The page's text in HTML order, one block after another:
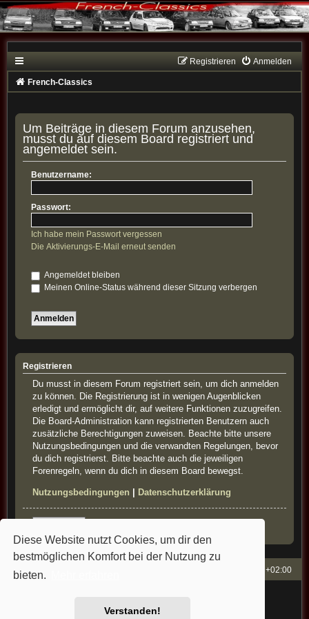
Diese Website nutzt Cookies, um dir den
bestmöglichen Komfort bei der Nutzung zu
bieten.
Verstanden!
Anmelden
Registrieren
French-Classics
Um Beiträge in diesem Forum anzusehen,
musst du auf diesem Board registriert und
angemeldet sein.
Benutzername:
Passwort:
Ich habe mein Passwort vergessen
Die Aktivierungs-E-Mail erneut senden
Angemeldet bleiben
Meinen Online-Status während dieser Sitzung verbergen
Registrieren
Du musst in diesem Forum registriert sein, um dich anmelden
zu können. Die Registrierung ist in wenigen Augenblicken
erledigt und ermöglicht dir, auf weitere Funktionen zuzugreifen.
Die Board-Administration kann registrierten Benutzern auch
zusätzliche Berechtigungen zuweisen. Beachte bitte unsere
Nutzungsbedingungen und die verwandten Regelungen, bevor
du dich registrierst. Bitte beachte auch die jeweiligen
Forenregeln, wenn du dich in diesem Board bewegst.
Nutzungsbedingungen Datenschutzerklärung
French-Classics UTC+02:00
Deutsche Übersetzung durchphpBB.de